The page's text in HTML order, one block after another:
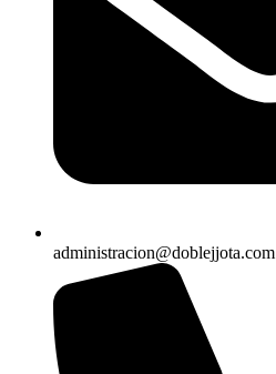
administracion@doblejjota.com